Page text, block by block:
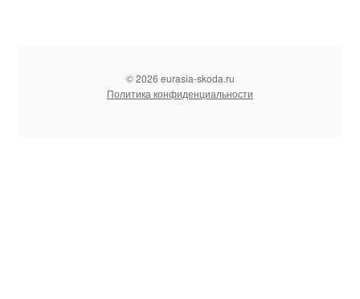
© 2026 eurasia-skoda.ru
Политика конфиденциальности